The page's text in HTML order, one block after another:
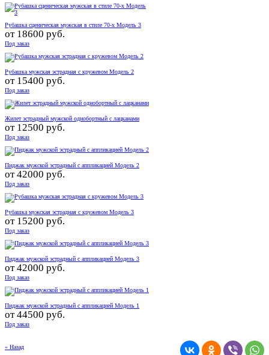
Рубашка сценическая мужская в стиле 70-х Модель 3
от 18600 руб.
Под заказ
Рубашка мужская эстрадная с кружевом Модель 2
от 15400 руб.
Под заказ
Жилет эстрадный мужской однобортный с лацканами
от 12500 руб.
Под заказ
Пиджак мужской эстрадный с аппликацией Модель 2
от42000 руб.
Под заказ
Рубашка мужская эстрадная с кружевом Модель 3
от 15200 руб.
Под заказ
Пиджак мужской эстрадный с аппликацией Модель 3
от42000 руб.
Под заказ
Пиджак мужской эстрадный с аппликацией Модель 1
от44500 руб.
Под заказ
« Назад